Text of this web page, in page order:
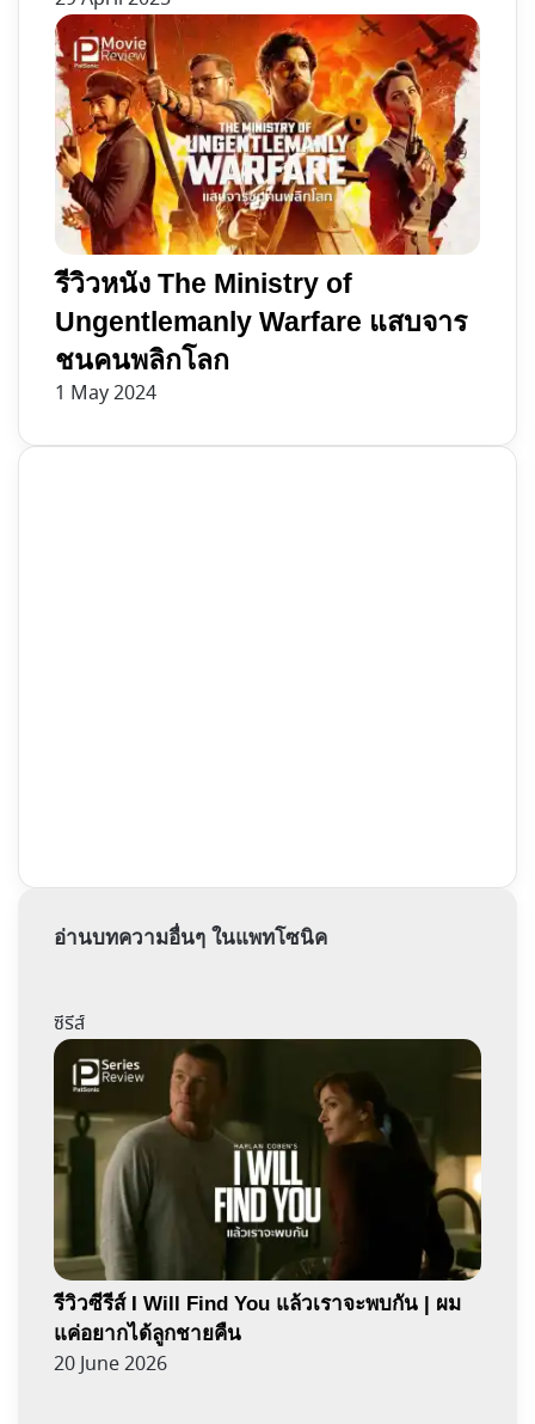
รีวิวหนัง The Ministry of
Ungentlemanly Warfare แสบจาร
ชนคนพลิกโลก
1 May 2024
อ่านบทความอื่นๆ ในแพทโซนิค
ซีรีส์
รีวิวซีรีส์ I Will Find You แล้วเราจะพบกัน | ผม
แค่อยากได้ลูกชายคืน
20 June 2026